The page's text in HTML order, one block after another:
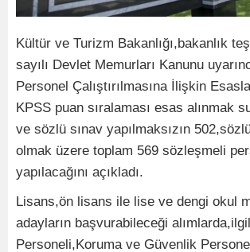
Kültür ve Turizm Bakanlığı,bakanlık
sayılı Devlet Memurları Kanunu
Personel Çalıştırılmasına İlişkin
KPSS puan sıralaması esas alınmak
ve sözlü sınav yapılmaksızın
olmak üzere toplam 569 sözleşmeli
yapılacağını açıkladı.
Lisans,ön lisans ile lise ve dengi okul
adayların başvurabileceği
Personeli,Koruma ve Güvenlik